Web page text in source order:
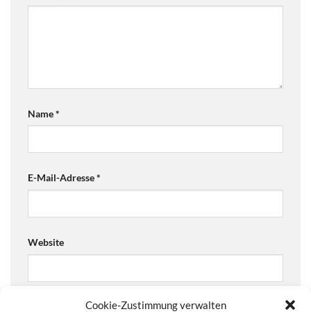
Cookie-Zustimmung verwalten
Name*
E-Mail-Adresse*
Website
Ja, füge mich zu der Mailingliste hinzu!